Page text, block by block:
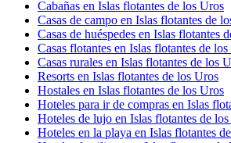
Cabañas en Islas flotantes de los Uros
Casas de campo en Islas flotantes de
Casas de huéspedes en Islas flotantes
Casas flotantes en Islas flotantes de
Casas rurales en Islas flotantes de los
Resorts en Islas flotantes de los Uros
Hostales en Islas flotantes de los Uros
Hoteles para ir de compras en Islas
Hoteles de lujo en Islas flotantes de
Hoteles en la playa en Islas flotantes